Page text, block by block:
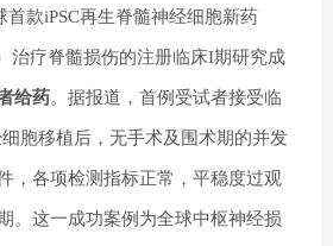
首款iPSC再生脊髓神经细胞新药
治疗脊髓损伤的注册临床I期研究成
给药。据报道，首例受试者接受临
胞移植后，无手术及围术期的并发
，各项检测指标正常，平稳度过观
。这一成功案例为全球中枢神经损